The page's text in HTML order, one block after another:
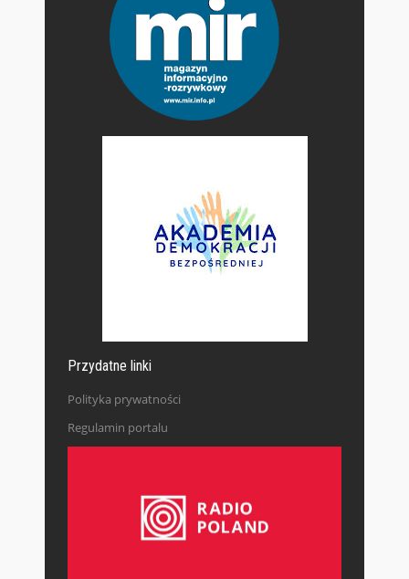
Przydatne linki
Polityka prywatności
Regulamin portalu